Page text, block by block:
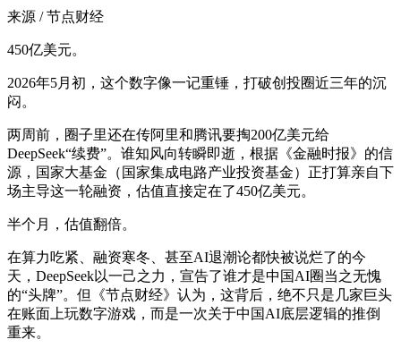
来源 / 节点财经
450亿美元。
2026年5月初，这个数字像一记重锤，打破创投圈近三年的沉
闷。
两周前，圈子里还在传阿里和腾讯要掏200亿美元给
DeepSeek“续费”。谁知风向转瞬即逝，根据《金融时报》的信
源，国家大基金（国家集成电路产业投资基金）正打算亲自下
场主导这一轮融资，估值直接定在了450亿美元。
半个月，估值翻倍。
在算力吃紧、融资寒冬、甚至AI退潮论都快被说烂了的今
天，DeepSeek以一己之力，宣告了谁才是中国AI圈当之无愧
的“头牌”。但《节点财经》认为，这背后，绝不只是几家巨头
在账面上玩数字游戏，而是一次关于中国AI底层逻辑的推倒
重来。